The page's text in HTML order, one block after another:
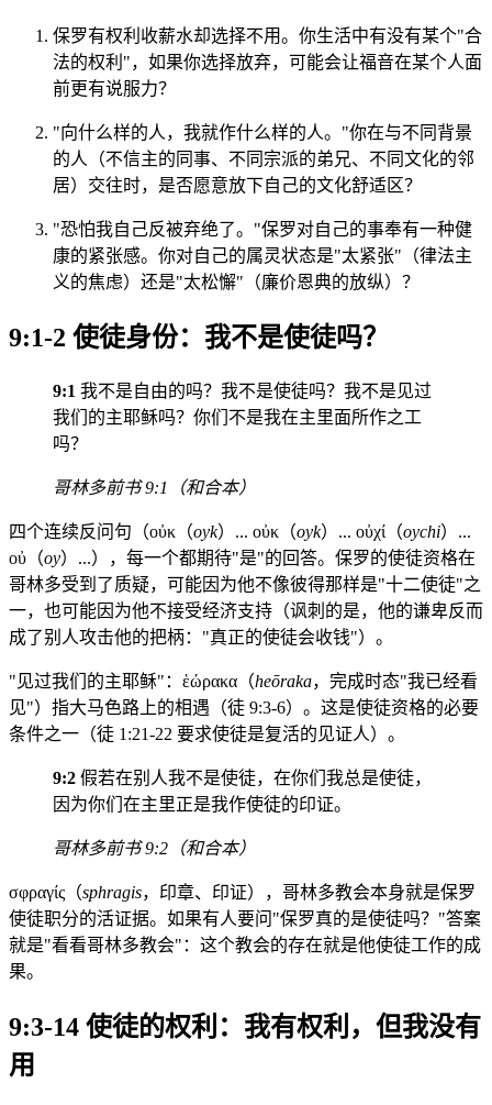
保罗有权利收薪水却选择不用。你生活中有没有某个"合
法的权利"，如果你选择放弃，可能会让福音在某个人面
前更有说服力？
"向什么样的人，我就作什么样的人。"你在与不同背景
的人（不信主的同事、不同宗派的弟兄、不同文化的邻
居）交往时，是否愿意放下自己的文化舒适区？
"恐怕我自己反被弃绝了。"保罗对自己的事奉有一种健
康的紧张感。你对自己的属灵状态是"太紧张"（律法主
义的焦虑）还是"太松懈"（廉价恩典的放纵）？
9:1-2 使徒身份：我不是使徒吗？
9:1 我不是自由的吗？我不是使徒吗？我不是见过
我们的主耶稣吗？你们不是我在主里面所作之工
吗？
哥林多前书 9:1（和合本）
四个连续反问句（οὐκ（oyk）... οὐκ（oyk）... οὐχί（oychi）...
οὐ（oy）...），每一个都期待"是"的回答。保罗的使徒资格在
哥林多受到了质疑，可能因为他不像彼得那样是"十二使徒"之
一，也可能因为他不接受经济支持（讽刺的是，他的谦卑反而
成了别人攻击他的把柄："真正的使徒会收钱"）。
"见过我们的主耶稣"：ἑώρακα（heōraka，完成时态"我已经看
见"）指大马色路上的相遇（徒 9:3-6）。这是使徒资格的必要
条件之一（徒 1:21-22 要求使徒是复活的见证人）。
9:2 假若在别人我不是使徒，在你们我总是使徒，
因为你们在主里正是我作使徒的印证。
哥林多前书 9:2（和合本）
σφραγίς（sphragis，印章、印证），哥林多教会本身就是保罗
使徒职分的活证据。如果有人要问"保罗真的是使徒吗？"答案
就是"看看哥林多教会"：这个教会的存在就是他使徒工作的成
果。
9:3-14 使徒的权利：我有权利，但我没有
用